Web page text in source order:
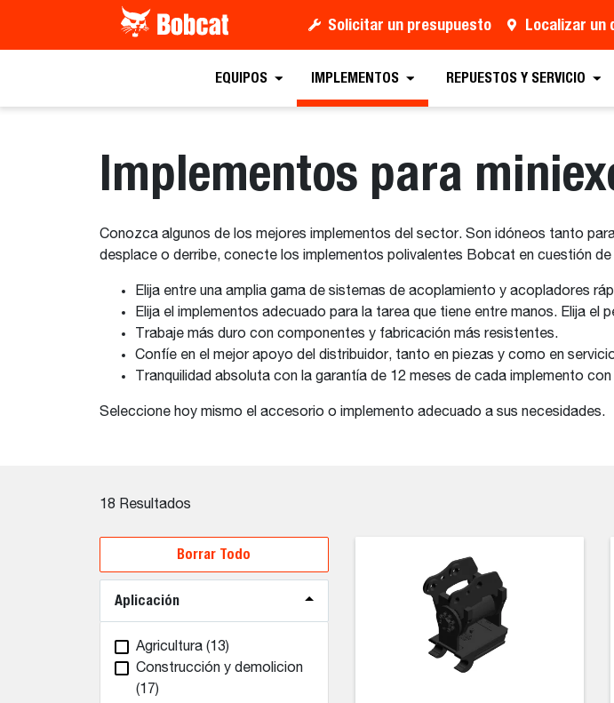
Solicitar un presupuesto Localizar un
EQUIPOS IMPLEMENTOS REPUESTOS Y SERVICIO
Implementos para
Conozca algunos de los mejores implementos del sector. Son idóneos tanto
desplace o derribe, conecte los implementos polivalentes Bobcat en cuestión
Elija entre una amplia gama de sistemas de acoplamiento y acopladores
Elija el implementos adecuado para la tarea que tiene entre manos. Elija
Trabaje más duro con componentes y fabricación más resistentes.
Confíe en el mejor apoyo del distribuidor, tanto en piezas y como en
Tranquilidad absoluta con la garantía de 12 meses de cada implemento
Seleccione hoy mismo el accesorio o implemento adecuado a sus necesidades.
18 Resultados
Borrar Todo
Aplicación
Agricultura (13)
Construcción y demolicion
(17)